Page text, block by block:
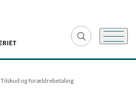
Fold søgefelt ud
Menu
Tilskud og forældrebetaling